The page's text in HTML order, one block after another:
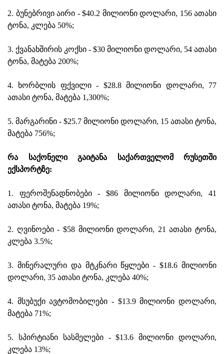
2. ბუნებრივი აირი - $40.2 მილიონი დოლარი, 156 ათასი
ტონა, კლება 50%;
3. ქვანახშირის კოქსი - $30 მილიონი დოლარი, 54 ათასი
ტონა, მატება 200%;
4. ხორბლის ფქვილი - $28.8 მილიონი დოლარი, 77
ათასი ტონა, მატება 1,300%;
5. მარგარინი - $25.7 მილიონი დოლარი, 15 ათასი ტონა,
მატება 756%;
რა საქონელი გაიტანა საქართველომ რუსეთში
ექსპორტზე:
1. ფეროშენადნობები - $86 მილიონი დოლარი, 41
ათასი ტონა, მატება 19%;
2. ღვინოები - $58 მილიონი დოლარი, 21 ათასი ტონა,
კლება 3.5%;
3. მინერალური და მტკნარი წყლები - $18.6 მილიონი
დოლარი, 35 ათასი ტონა, კლება 40%;
4. მსუბუქი ავტომობილები - $13.9 მილიონი დოლარი,
მატება 71%;
5. სპირტიანი სასმელები - $13.6 მილიონი დოლარი,
კლება 13%;